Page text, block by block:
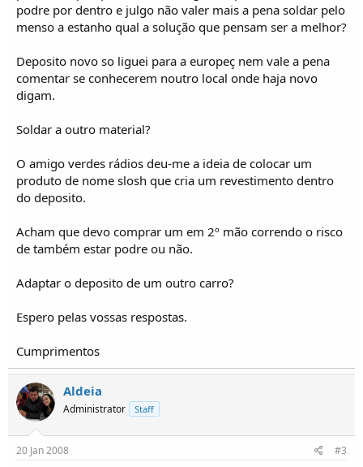
i
c
podre por dentro e julgo não valer mais a pena soldar pelo
menso a estanho qual a solução que pensam ser a melhor?
Deposito novo so liguei para a europeç nem vale a pena
comentar se conhecerem noutro local onde haja novo
digam.
Soldar a outro material?
O amigo verdes rádios deu-me a ideia de colocar um
produto de nome slosh que cria um revestimento dentro
do deposito.
Acham que devo comprar um em 2º mão correndo o risco
de também estar podre ou não.
Adaptar o deposito de um outro carro?
Espero pelas vossas respostas.
Cumprimentos
Aldeia
Administrator Staff
20 Jan 2008 #3